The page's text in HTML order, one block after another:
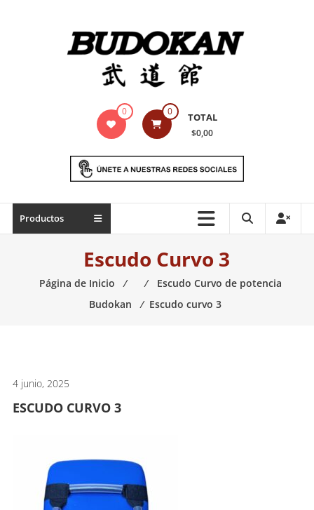
Indumentaria
marciales
Todo
necesario
0 0 TOTAL
$0,00
Productos
Escudo Curvo 3
Página de Inicio ⁄ ⁄
Escudo Curvo de potencia
Budokan
⁄ Escudo curvo 3
4 junio, 2025
ESCUDO CURVO 3